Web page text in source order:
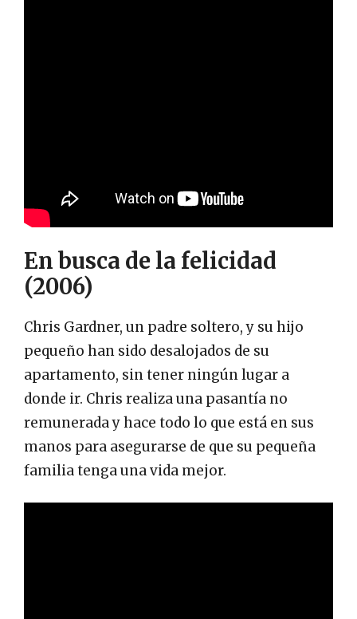
En busca de la felicidad
(2006)
Chris Gardner, un padre soltero, y su hijo
pequeño han sido desalojados de su
apartamento, sin tener ningún lugar a
donde ir. Chris realiza una pasantía no
remunerada y hace todo lo que está en sus
manos para asegurarse de que su pequeña
familia tenga una vida mejor.